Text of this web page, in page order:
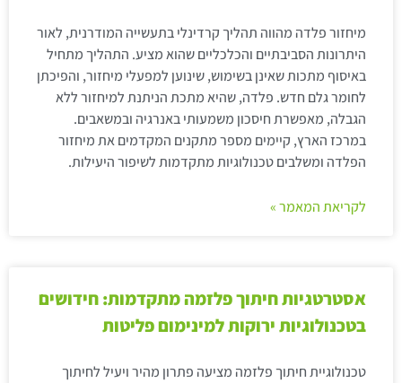
מיחזור פלדה מהווה תהליך קרדינלי בתעשייה המודרנית, לאור
היתרונות הסביבתיים והכלכליים שהוא מציע. התהליך מתחיל
באיסוף מתכות שאינן בשימוש, שינוען למפעלי מיחזור, והפיכתן
לחומר גלם חדש. פלדה, שהיא מתכת הניתנת למיחזור ללא
הגבלה, מאפשרת חיסכון משמעותי באנרגיה ובמשאבים.
במרכז הארץ, קיימים מספר מתקנים המקדמים את מיחזור
הפלדה ומשלבים טכנולוגיות מתקדמות לשיפור היעילות.
לקריאת המאמר »
אסטרטגיות חיתוך פלזמה מתקדמות: חידושים
בטכנולוגיות ירוקות למינימום פליטות
טכנולוגיית חיתוך פלזמה מציעה פתרון מהיר ויעיל לחיתוך